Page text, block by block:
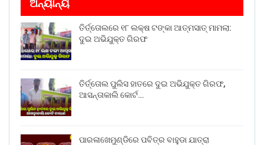
ଅନ୍ୟାନ୍ୟ
ତିର୍ତ୍ତୋଲରେ ୧୮ ଲକ୍ଷ ଟଙ୍କା ଆତ୍ମସାତ୍ ମାମଲା:
ଦୁଇ ଅଭିଯୁକ୍ତ ଗିରଫ
ତିର୍ତ୍ତୋଲ ପୁଲିସ ହାତରେ ଦୁଇ ଅଭିଯୁକ୍ତ ଗିରଫ,
ଆସନ୍ତାକାଲି କୋର୍ଟ…
ପାରଳାଖେମୁଣ୍ଡିରେ ପବିତ୍ର ବାହୁଡା ଯାତ୍ରା